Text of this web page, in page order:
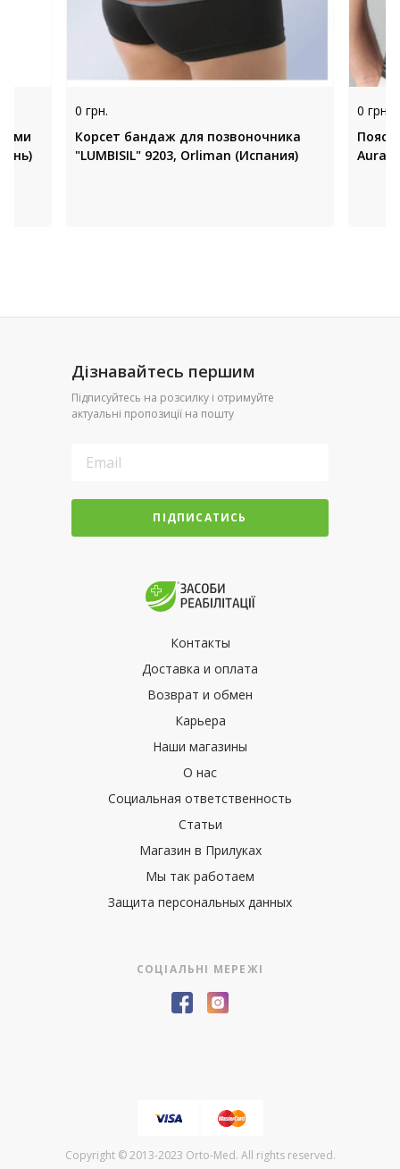
0 грн.
Корсет бандаж для позвоночника
"LUMBISIL" 9203, Orliman (Испания)
0 грн.
Дізнавайтесь першим
Підписуйтесь на розсилку і отримуйте
актуальні пропозиції на пошту
ПІДПИСАТИСЬ
Контакты
Доставка и оплата
Возврат и обмен
Карьера
Наши магазины
О нас
Социальная ответственность
Статьи
Магазин в Прилуках
Мы так работаем
Защита персональных данных
СОЦІАЛЬНІ МЕРЕЖІ
Copyright © 2013-2023 Orto-Med. All rights reserved.